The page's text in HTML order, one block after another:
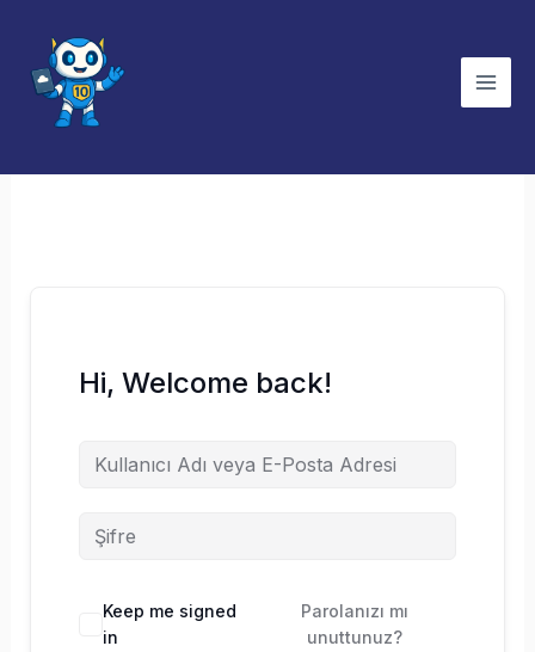
Hi, Welcome back!
Keep me signed
in
Parolanızı mı
unuttunuz?